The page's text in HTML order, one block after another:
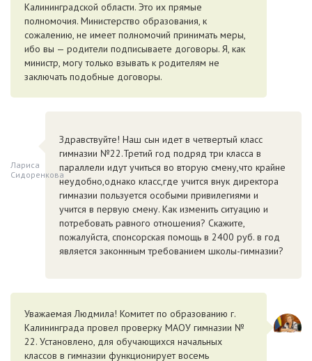
Калининградской области. Это их прямые
полномочия. Министерство образования, к
сожалению, не имеет полномочий принимать меры,
ибо вы — родители подписываете договоры. Я, как
министр, могу только взывать к родителям не
заключать подобные договоры.
Лариса
Сидоренкова
Здравствуйте! Наш сын идет в четвертый класс
гимназии №22.Третий год подряд три класса в
параллели идут учиться во вторую смену,что крайне
неудобно,однако класс,где учится внук директора
гимназии пользуется особыми привилегиями и
учится в первую смену. Как изменить ситуацию и
потребовать равного отношения? Скажите,
пожалуйста, спонсорская помощь в 2400 руб. в год
является законнным требованием школы-гимназии?
Уважаемая Людмила! Комитет по образованию г.
Калининграда провел проверку МАОУ гимназии №
22. Установлено, для обучающихся начальных
классов в гимназии функционирует восемь